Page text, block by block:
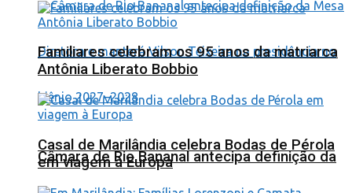
Câmara de Rio Bananal antecipa definição da
Familiares celebram os 95 anos da matriarca
Antônia Liberato Bobbio
Casal de Marilândia celebra Bodas de Pérola
em viagem à Europa